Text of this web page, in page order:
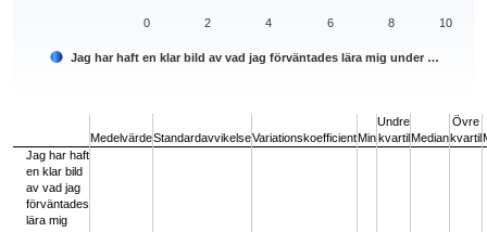
Jag har haft en klar bild av vad jag förväntades lära mig under …
0 2 4 6 8 10
MedelvärdeStandardavvikelseVariationskoefficientMin
Undre
kvartilMedian
Övre
kvartil
Jag har haft
en klar bild
av vad jag
förväntades
lära mig